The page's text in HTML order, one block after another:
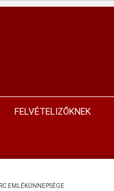
FELVÉTELIZŐKNEK
EMLÉKÜNNEPSÉGE